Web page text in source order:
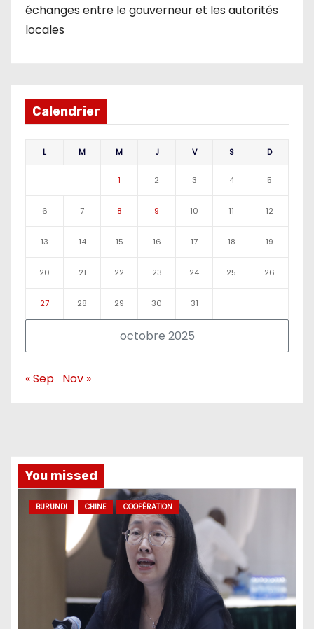
échanges entre le gouverneur et les autorités
locales
Calendrier
octobre 2025
L M M J V S D
1 2 3 4 5
6 7 8 9 10 11 12
13 14 15 16 17 18 19
20 21 22 23 24 25 26
27 28 29 30 31
« Sep Nov »
You missed
BURUNDI CHINE COOPÉRATION